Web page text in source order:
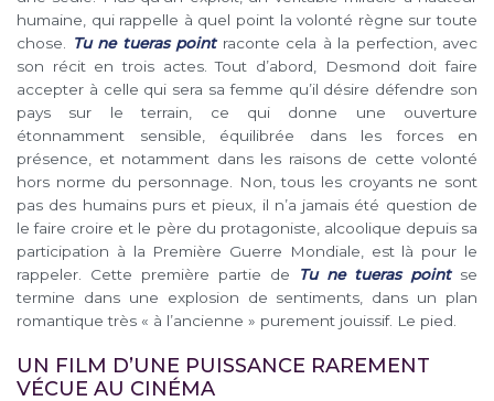
humaine, qui rappelle à quel point la volonté règne sur toute
chose. Tu ne tueras pointraconte cela à la perfection, avec
son récit en trois actes. Tout d’abord, Desmond doit faire
accepter à celle qui sera sa femme qu’il désire défendre son
pays sur le terrain, ce qui donne une ouverture
étonnamment sensible, équilibrée dans les forces en
présence, et notamment dans les raisons de cette volonté
hors norme du personnage. Non, tous les croyants ne sont
pas des humains purs et pieux, il n’a jamais été question de
le faire croire et le père du protagoniste, alcoolique depuis sa
participation à la Première Guerre Mondiale, est là pour le
rappeler. Cette première partie de
Tu ne tueras pointse
termine dans une explosion de sentiments, dans un plan
romantique très « à l’ancienne » purement jouissif. Le pied.
UN FILM D’UNE PUISSANCE RAREMENT
VÉCUE AU CINÉMA